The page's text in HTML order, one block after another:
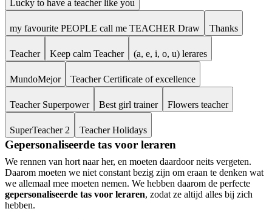
Lucky to have a teacher like you
my favourite PEOPLE call me TEACHER Draw Thanks
Teacher Keep calm Teacher (a, e, i, o, u) lerares
MundoMejor Teacher Certificate of excellence
Teacher Superpower Best girl trainer Flowers teacher
SuperTeacher 2 Teacher Holidays
Gepersonaliseerde tas voor leraren
We rennen van hort naar her, en moeten daardoor neits vergeten.
Daarom moeten we niet constant bezig zijn om eraan te denken wat
we allemaal mee moeten nemen. We hebben daarom de perfecte
gepersonaliseerde tas voor leraren, zodat ze altijd alles bij zich
hebben.